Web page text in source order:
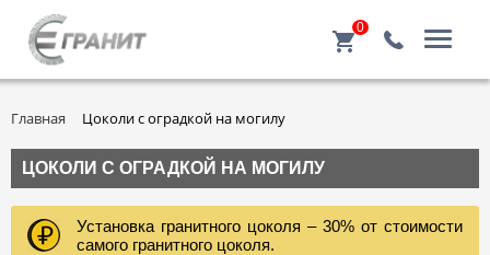
0
Главная Цоколи с оградкой на могилу
ЦОКОЛИ С ОГРАДКОЙ НА МОГИЛУ
Установка гранитного цоколя – 30% от стоимости
самого гранитного цоколя.